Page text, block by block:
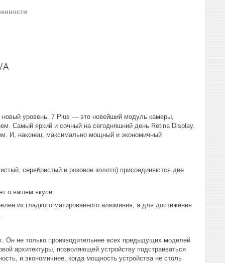
A
уровень. 7 Plus — это новейший модуль камеры,
Самый яркий и сочный на сегодняшний день Retina Display.
И, наконец, максимально мощный и экономичный
серебристый и розовое золото) присоединяются две
о вашем вкусе.
из гладкого матированного алюминия, а для достижения
не только производительнее всех предыдущих моделей
архитектуры, позволяющей устройству подстраиваться
и экономичнее, когда мощность устройства не столь